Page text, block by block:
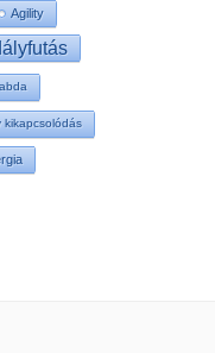
Agility
kikapcsolódás